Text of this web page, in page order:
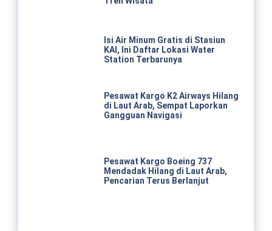
Isi Air Minum Gratis di Stasiun
KAI, Ini Daftar Lokasi Water
Station Terbarunya
Pesawat Kargo K2 Airways Hilang
di Laut Arab, Sempat Laporkan
Gangguan Navigasi
Pesawat Kargo Boeing 737
Mendadak Hilang di Laut Arab,
Pencarian Terus Berlanjut